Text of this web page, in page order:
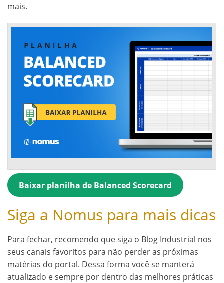
mais.
Baixar planilha de Balanced Scorecard
Siga a Nomus para mais dicas
Para fechar, recomendo que siga o Blog Industrial nos
seus canais favoritos para não perder as próximas
matérias do portal. Dessa forma você se manterá
atualizado e sempre por dentro das melhores práticas